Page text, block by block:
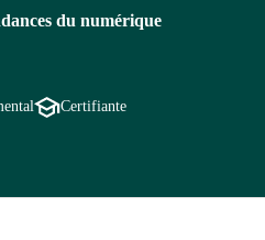
du numérique
Certifiante